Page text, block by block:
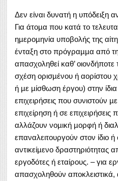
Δεν είναι δυνατή η υπόδειξη
Για άτοµα που κατά το
ηµεροµηνία υποβολής της
ένταξη στο πρόγραµµα από
απασχοληθεί καθ’
σχέση ορισµένου ή αορίστου
ή µε µίσθωση έργου) στην
επιχειρήσεις που συνιστούν
επιχείρηση ή σε
αλλάζουν νοµική µορφή ή
επαναλειτουργούν στον ίδιο
αντικείµενο δραστηριότητας
εργοδότες ή εταίρους. – για
απασχοληθούν